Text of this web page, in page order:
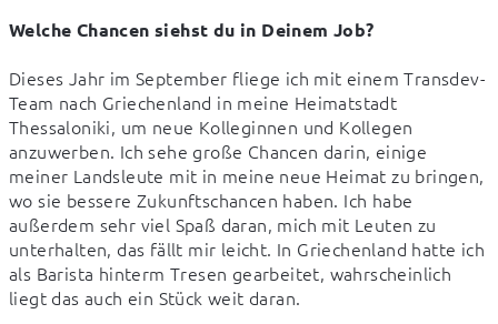
Welche Chancen siehst du in Deinem Job?
Dieses Jahr im September fliege ich mit einem Transdev-
Team nach Griechenland in meine Heimatstadt
Thessaloniki, um neue Kolleginnen und Kollegen
anzuwerben. Ich sehe große Chancen darin, einige
meiner Landsleute mit in meine neue Heimat zu bringen,
wo sie bessere Zukunftschancen haben. Ich habe
außerdem sehr viel Spaß daran, mich mit Leuten zu
unterhalten, das fällt mir leicht. In Griechenland hatte ich
als Barista hinterm Tresen gearbeitet, wahrscheinlich
liegt das auch ein Stück weit daran.